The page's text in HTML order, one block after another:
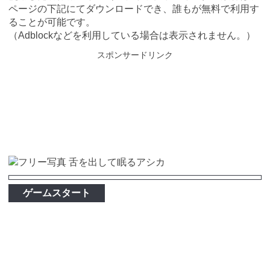
ページの下記にてダウンロードでき、誰もが無料で利用す
ることが可能です。
（Adblockなどを利用している場合は表示されません。）
スポンサードリンク
ゲームスタート